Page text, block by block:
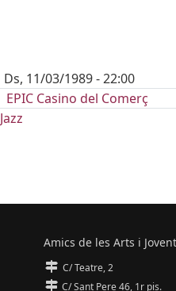
Ds, 11/03/1989 - 22:00
EPIC Casino del Comerç
Jazz
Amics de les Arts i
C/ Teatre, 2
C/ Sant Pere 46, 1r pis.